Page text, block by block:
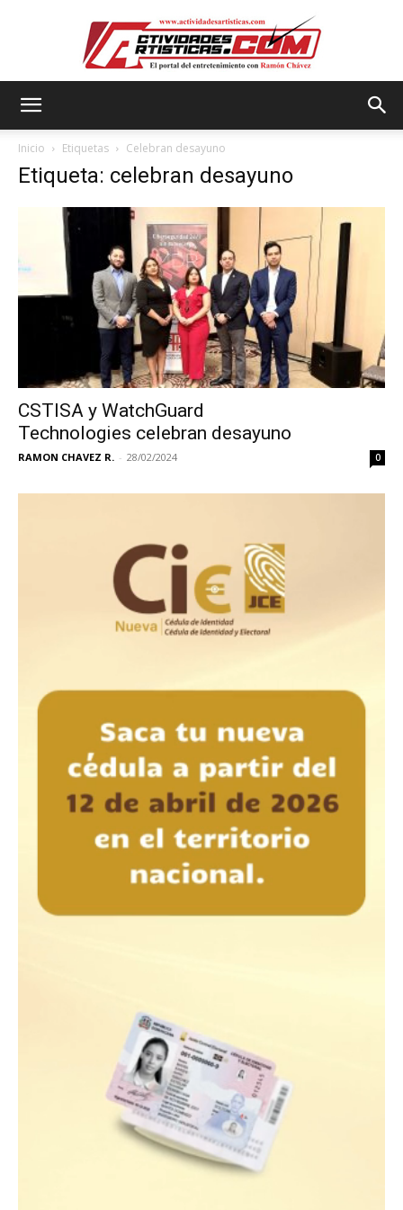
Inicio Etiquetas Celebran desayuno
Etiqueta: celebran desayuno
CSTISA y WatchGuard
Technologies celebran desayuno
RAMON CHAVEZ R. - 28/02/2024 0